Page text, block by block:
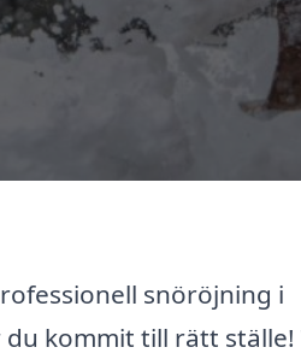
snöröjning i
du kommit till rätt ställe!